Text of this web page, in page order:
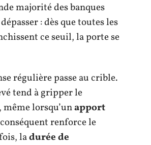
majorité des banques
: dès que toutes les
ce seuil, la porte se
régulière passe au crible.
tend à gripper le
lorsqu’unapport
conséquent renforce le
ladurée de